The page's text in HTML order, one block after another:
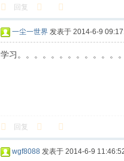
回复
一尘一世界 发表于 2014-6-9
学习。。。。。。。。。。。。
回复
wgf8088 发表于 2014-6-9